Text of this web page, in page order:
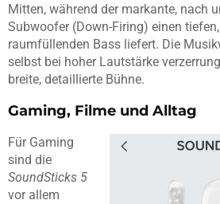
Mitten, während der markante, nach
Subwoofer (Down-Firing) einen
raumfüllenden Bass liefert. Die
selbst bei hoher Lautstärke
breite, detaillierte Bühne.
Gaming, Filme und Alltag
Für Gaming
sind die
SoundSticks 5
vor allem